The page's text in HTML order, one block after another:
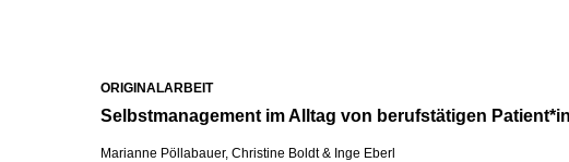
ORIGINALARBEIT
Selbstmanagement im Alltag von berufstätigen
Marianne Pöllabauer, Christine Boldt & Inge Eberl